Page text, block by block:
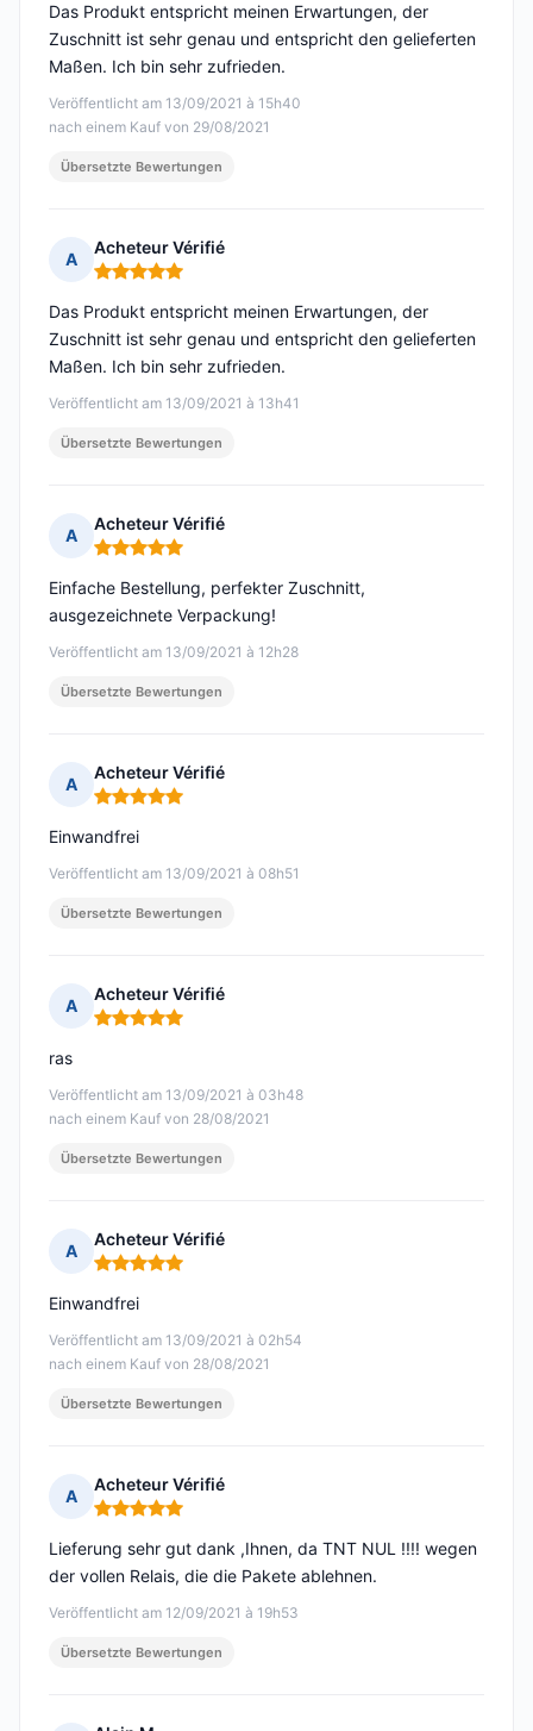
Veröffentlicht am 13/09/2021 à 15h40
nach einem Kauf von 29/08/2021
Das Produkt entspricht meinen Erwartungen, der
Zuschnitt ist sehr genau und entspricht den gelieferten
Maßen. Ich bin sehr zufrieden.
Übersetzte Bewertungen
A
Acheteur Vérifié
Hinweis: 5 von 5
Veröffentlicht am 13/09/2021 à 13h41
Das Produkt entspricht meinen Erwartungen, der
Zuschnitt ist sehr genau und entspricht den gelieferten
Maßen. Ich bin sehr zufrieden.
Übersetzte Bewertungen
A
Acheteur Vérifié
Hinweis: 5 von 5
Veröffentlicht am 13/09/2021 à 12h28
Einfache Bestellung, perfekter Zuschnitt,
ausgezeichnete Verpackung!
Übersetzte Bewertungen
A
Acheteur Vérifié
Hinweis: 5 von 5
Veröffentlicht am 13/09/2021 à 08h51
Einwandfrei
Übersetzte Bewertungen
A
Acheteur Vérifié
Hinweis: 5 von 5
Veröffentlicht am 13/09/2021 à 03h48
nach einem Kauf von 28/08/2021
ras
Übersetzte Bewertungen
A
Acheteur Vérifié
Hinweis: 5 von 5
Veröffentlicht am 13/09/2021 à 02h54
nach einem Kauf von 28/08/2021
Einwandfrei
Übersetzte Bewertungen
A
Acheteur Vérifié
Hinweis: 5 von 5
Veröffentlicht am 12/09/2021 à 19h53
Lieferung sehr gut dank ,Ihnen, da TNT NUL !!!! wegen
der vollen Relais, die die Pakete ablehnen.
Übersetzte Bewertungen